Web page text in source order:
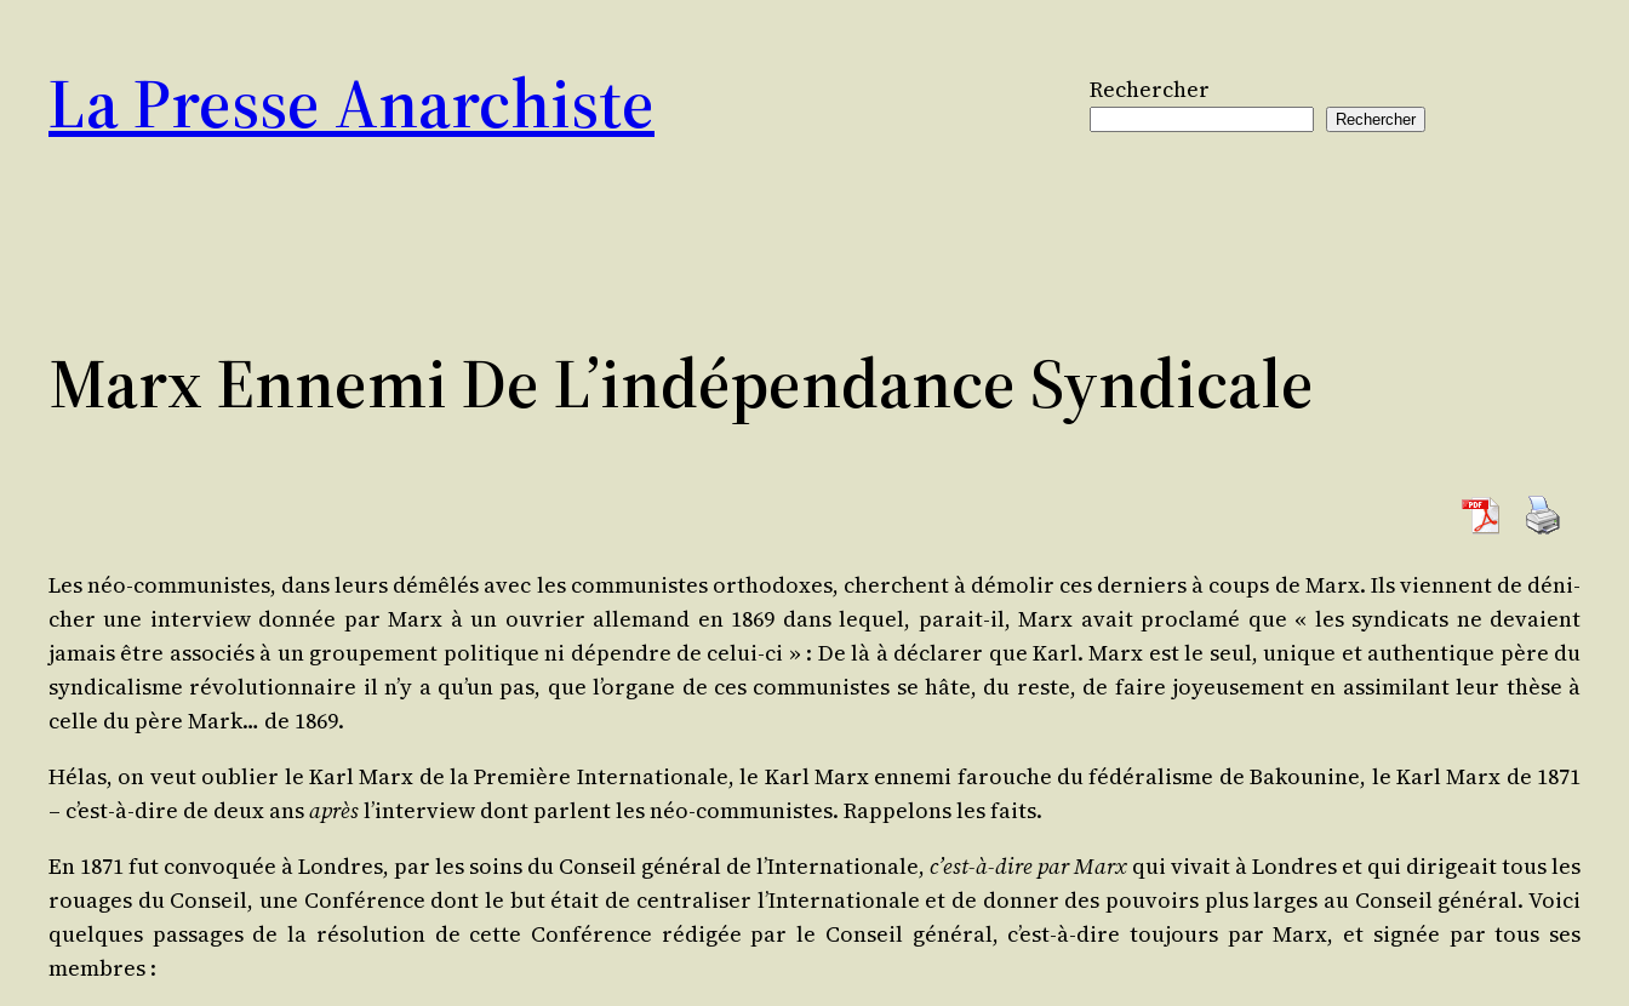
contenu
La Presse Anarchiste Rechercher
Rechercher
Marx Ennemi De L’indépendance Syndicale
Les néo-com­mu­nistes, dans leurs démê­lés avec les com­mu­nistes ortho­doxes, cherchent à démo­lir ces der­niers à coups de Marx. Ils viennent de déni­
cher une inter­view don­née par Marx à un ouvrier alle­mand en 1869 dans lequel, parait-il, Marx avait pro­cla­mé que « les syn­di­cats ne devaient
jamais être asso­ciés à un grou­pe­ment poli­tique ni dépendre de celui-ci » : De là à décla­rer que Karl. Marx est le seul, unique et authen­tique père du
syn­di­ca­lisme révo­lu­tion­naire il n’y a qu’un pas, que l’organe de ces com­mu­nistes se hâte, du reste, de faire joyeu­se­ment en assi­mi­lant leur thèse à
celle du père Mark… de 1869.
Hélas, on veut oublier le Karl Marx de la Pre­mière Inter­na­tio­nale, le Karl Marx enne­mi farouche du fédé­ra­lisme de Bakou­nine, le Karl Marx de 1871
– c’est-à-dire de deux ansaprèsl’interview dont parlent les néo-com­mu­nistes. Rap­pe­lons les faits.
En 1871 fut convo­quée à Londres, par les soins du Conseil géné­ral de l’Internationale, c’est-à-dire par Marx qui vivait à Londres et qui diri­geait tous les
rouages du Conseil, une Confé­rence dont le but était de cen­tra­li­ser l’Internationale et de don­ner des pou­voirs plus larges au Conseil géné­ral. Voi­ci
quelques pas­sages de la réso­lu­tion de cette Confé­rence rédi­gée par le Conseil géné­ral, c’est-à-dire tou­jours par Marx, et signée par tous ses
membres :